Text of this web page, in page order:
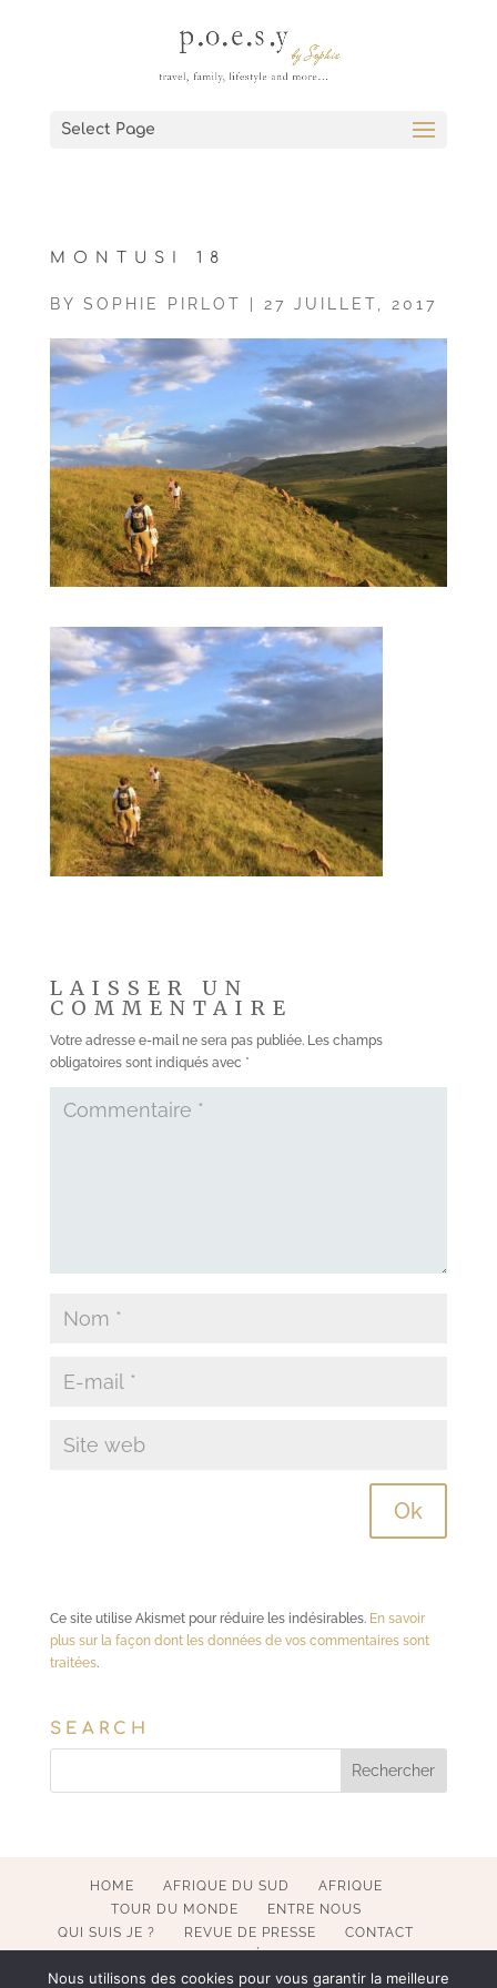
Select Page
MONTUSI 18
BY SOPHIE PIRLOT 27 JUILLET, 2017
LAISSER UN
COMMENTAIRE
Votre adresse e-mail ne sera pas publiée. Les champs
obligatoires sont indiqués avec *
Ce site utilise Akismet pour réduire les indésirables. En savoir
plus sur la façon dont les données de vos commentaires sont
traitées.
SEARCH
HOME AFRIQUE DU SUD
AFRIQUE
TOUR DU MONDE
ENTRE NOUS
QUI SUIS JE ?
REVUE DE PRESSE
CONTACT
Nous utilisons des cookies pour vous garantir la meilleure